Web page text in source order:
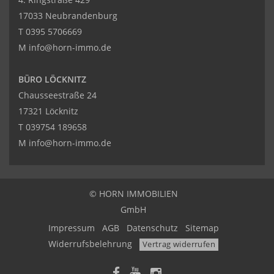
17033 Neubrandenburg
T 0395 5706669
M info@horn-immo.de
BÜRO LÖCKNITZ
Chausseestraße 24
17321 Löcknitz
T 039754 189658
M info@horn-immo.de
© HORN IMMOBILIEN
GmbH
Impressum
AGB Datenschutz
Sitemap
Widerrufsbelehrung
Vertrag widerrufen